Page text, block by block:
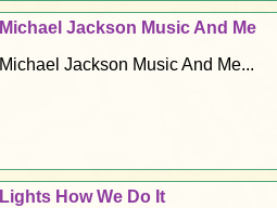
Michael Jackson Music And Me
Michael Jackson Music And Me...
Lights How We Do It